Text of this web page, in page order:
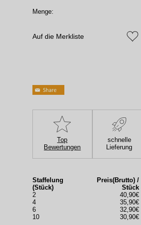
Menge:
Auf die Merkliste
Top
Bewertungen
schnelle
Lieferung
Staffelung
(Stück)
Preis(Brutto) /
Stück
2
40,90€
4
35,90€
6
32,90€
10
30,90€